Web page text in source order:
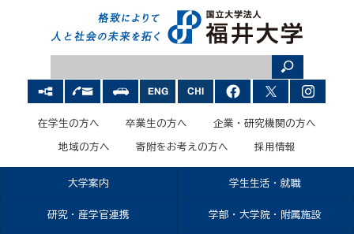
在学生の方へ 卒業生の方へ 企業・研究機関の方へ
地域の方へ 寄附をお考えの方へ 採用情報
大学案内 学生生活・就職
研究・産学官連携 学部・大学院・附属施設